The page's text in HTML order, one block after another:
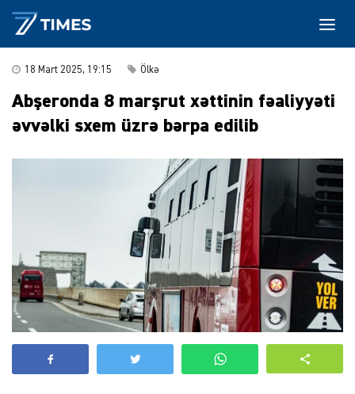
18 Mart 2025, 19:15 Ölkə
Abşeronda 8 marşrut xəttinin fəaliyyəti
əvvəlki sxem üzrə bərpa edilib